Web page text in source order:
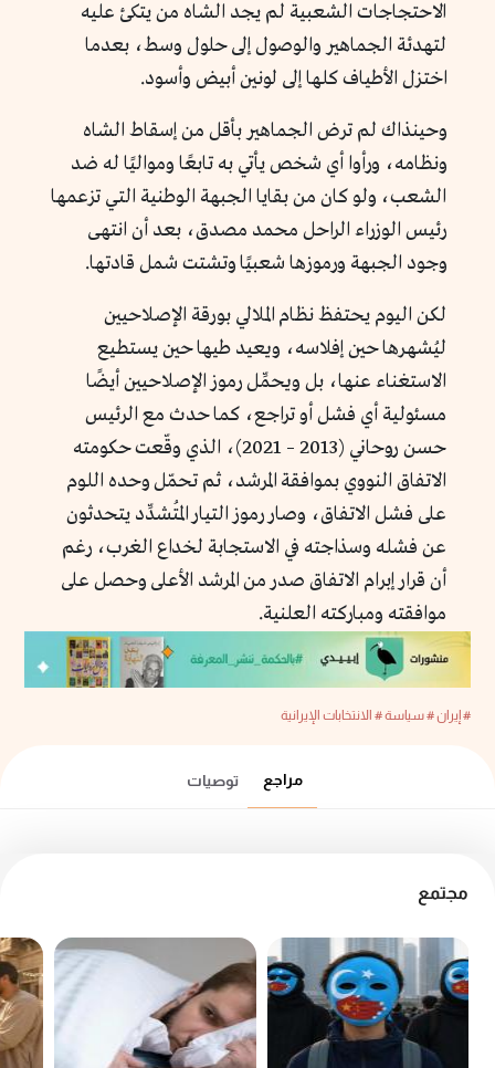
الاحتجاجات الشعبية لم يجد الشاه من يتكئ عليه
لتهدئة الجماهير والوصول إلى حلول وسط، بعدما
اختزل الأطياف كلها إلى لونين أبيض وأسود.
وحينذاك لم ترض الجماهير بأقل من إسقاط الشاه
ونظامه، ورأوا أي شخص يأتي به تابعًا ومواليًا له ضد
الشعب، ولو كان من بقايا الجبهة الوطنية التي تزعمها
رئيس الوزراء الراحل محمد مصدق، بعد أن انتهى
وجود الجبهة ورموزها شعبيًا وتشتت شمل قادتها.
لكن اليوم يحتفظ نظام الملالي بورقة الإصلاحيين
ليُشهرها حين إفلاسه، ويعيد طيها حين يستطيع
الاستغناء عنها، بل ويحمِّل رموز الإصلاحيين أيضًا
مسئولية أي فشل أو تراجع، كما حدث مع الرئيس
حسن روحاني (2013 – 2021)، الذي وقّعت حكومته
الاتفاق النووي بموافقة المرشد، ثم تحمّل وحده اللوم
على فشل الاتفاق، وصار رموز التيار المُتشدِّد يتحدثون
عن فشله وسذاجته في الاستجابة لخداع الغرب، رغم
أن قرار إبرام الاتفاق صدر من المرشد الأعلى وحصل على
موافقته ومباركته العلنية.
# إيران# سياسة# الانتخابات الإيرانية
مراجع توصيات
مجتمع